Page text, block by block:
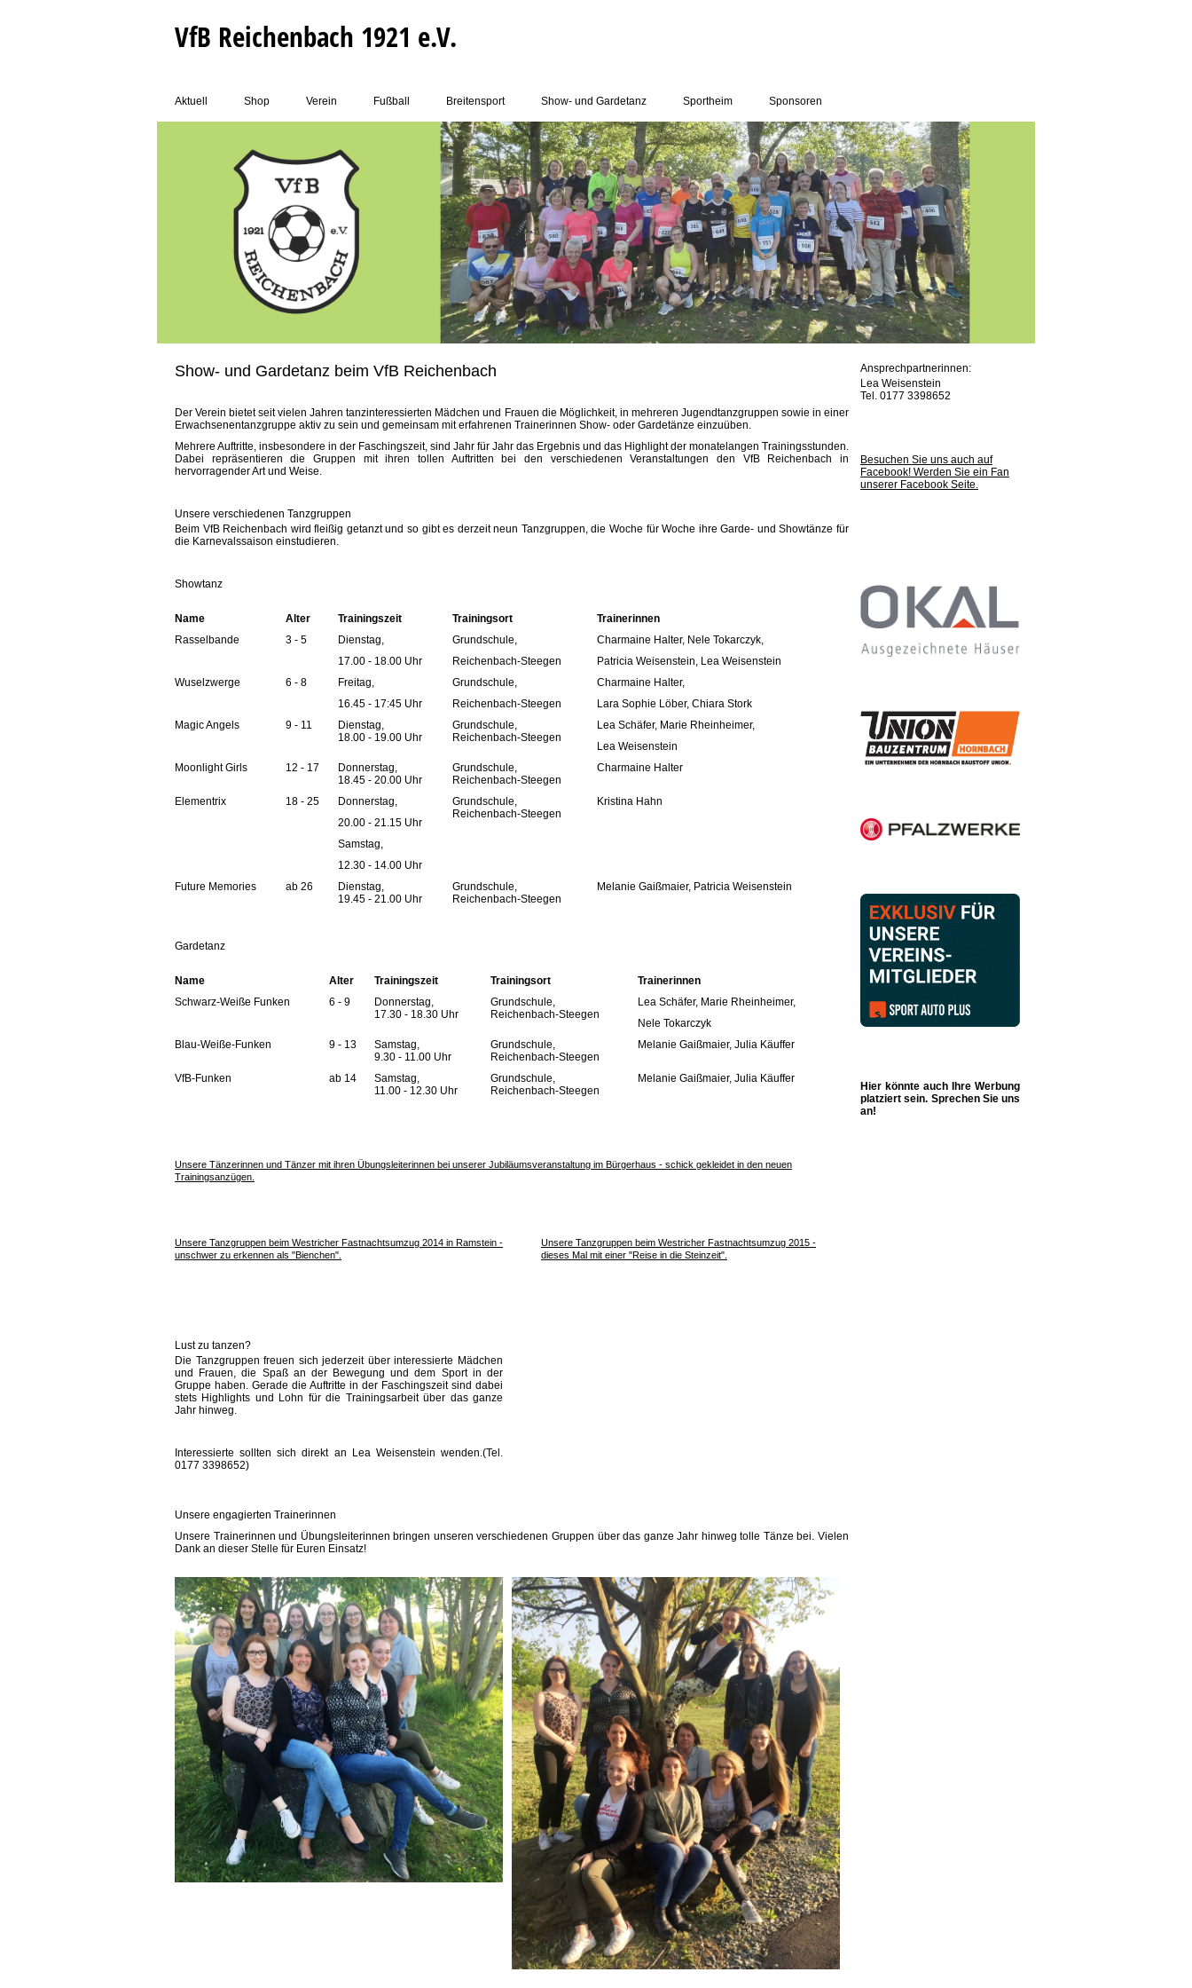
VfB Reichenbach 1921 e.V.
Aktuell Shop Verein Fußball Breitensport Show- und Gardetanz Sportheim Sponsoren
Show- und Gardetanz beim VfB Reichenbach
Der Verein bietet seit vielen Jahren tanzinteressierten Mädchen und Frauen die Möglichkeit, in mehreren Jugendtanzgruppen sowie in einer
Erwachsenentanzgruppe aktiv zu sein und gemeinsam mit erfahrenen Trainerinnen Show- oder Gardetänze einzuüben.
Mehrere Auftritte, insbesondere in der Faschingszeit, sind Jahr für Jahr das Ergebnis und das Highlight der monatelangen Trainingsstunden.
Dabei repräsentieren die Gruppen mit ihren tollen Auftritten bei den verschiedenen Veranstaltungen den VfB Reichenbach in
hervorragender Art und Weise.
Unsere verschiedenen Tanzgruppen
Beim VfB Reichenbach wird fleißig getanzt und so gibt es derzeit neun Tanzgruppen, die Woche für Woche ihre Garde- und Showtänze für
die Karnevalssaison einstudieren.
Showtanz
Name Alter Trainingszeit Trainingsort
Trainerinnen
Rasselbande
3 - 5
Dienstag,
17.00 - 18.00 Uhr
Grundschule,
Reichenbach-Steegen
Charmaine Halter, Nele Tokarczyk,
Patricia Weisenstein, Lea Weisenstein
Wuselzwerge
6 - 8
Freitag,
16.45 - 17:45 Uhr
Grundschule,
Reichenbach-Steegen
Charmaine Halter,
Lara Sophie Löber, Chiara Stork
Magic Angels
9 - 11
Dienstag,
18.00 - 19.00 Uhr
Grundschule,
Reichenbach-Steegen
Lea Schäfer, Marie Rheinheimer,
Lea Weisenstein
Moonlight Girls
12 - 17
Donnerstag,
18.45 - 20.00 Uhr
Grundschule,
Reichenbach-Steegen
Charmaine Halter
Elementrix 18 - 25
Donnerstag,
20.00 - 21.15 Uhr
Samstag,
12.30 - 14.00 Uhr
Grundschule,
Reichenbach-Steegen
Kristina Hahn
Future Memories ab 26
Dienstag,
19.45 - 21.00 Uhr
Grundschule,
Reichenbach-Steegen
Melanie Gaißmaier, Patricia Weisenstein
Gardetanz
Name Alter Trainingszeit Trainingsort
Trainerinnen
Schwarz-Weiße Funken
6 - 9
Donnerstag,
17.30 - 18.30 Uhr
Grundschule,
Reichenbach-Steegen
Lea Schäfer, Marie Rheinheimer,
Nele Tokarczyk
Blau-Weiße-Funken
9 - 13
Samstag,
9.30 - 11.00 Uhr
Grundschule,
Reichenbach-Steegen
Melanie Gaißmaier, Julia Käuffer
VfB-Funken ab 14
Samstag,
11.00 - 12.30 Uhr
Grundschule,
Reichenbach-Steegen
Melanie Gaißmaier, Julia Käuffer
Unsere Tänzerinnen und Tänzer mit ihren Übungsleiterinnen bei unserer Jubiläumsveranstaltung im Bürgerhaus - schick gekleidet in den neuen
Trainingsanzügen.
Unsere Tanzgruppen beim Westricher Fastnachtsumzug 2014 in Ramstein -
unschwer zu erkennen als "Bienchen".
Unsere Tanzgruppen beim Westricher Fastnachtsumzug 2015 -
dieses Mal mit einer "Reise in die Steinzeit".
Lust zu tanzen?
Die Tanzgruppen freuen sich jederzeit über interessierte Mädchen
und Frauen, die Spaß an der Bewegung und dem Sport in der
Gruppe haben. Gerade die Auftritte in der Faschingszeit sind dabei
stets Highlights und Lohn für die Trainingsarbeit über das ganze
Jahr hinweg.
Interessierte sollten sich direkt an Lea Weisenstein wenden.(Tel.
0177 3398652)
Unsere engagierten Trainerinnen
Unsere Trainerinnen und Übungsleiterinnen bringen unseren verschiedenen Gruppen über das ganze Jahr hinweg tolle Tänze bei. Vielen
Dank an dieser Stelle für Euren Einsatz!
Ansprechpartnerinnen:
Lea Weisenstein
Tel. 0177 3398652
Besuchen Sie uns auch auf
Facebook! Werden Sie ein Fan
unserer Facebook Seite.
Hier könnte auch Ihre Werbung
platziert sein. Sprechen Sie uns
an!